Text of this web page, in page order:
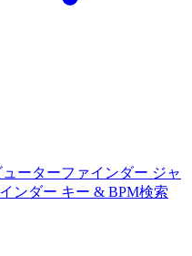
ーターファインダー ジャ
ンダー キー & BPM検索